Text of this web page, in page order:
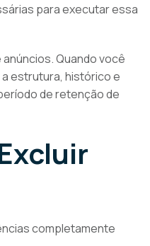
para executar essa
Quando você
estrutura, histórico e
de retenção de
completamente